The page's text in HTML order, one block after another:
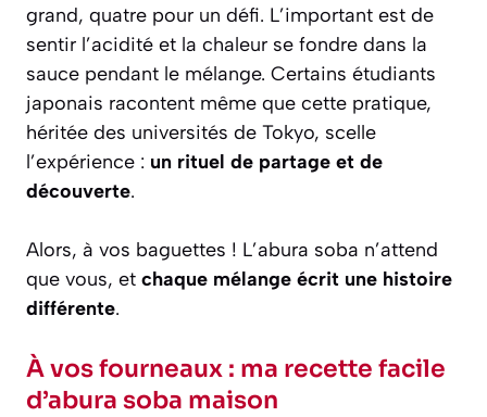
grand, quatre pour un défi. L’important est de
sentir l’acidité et la chaleur se fondre dans la
sauce pendant le mélange. Certains étudiants
japonais racontent même que cette pratique,
héritée des universités de Tokyo, scelle
l’expérience : un rituel de partage et de
découverte.
Alors, à vos baguettes ! L’abura soba n’attend
que vous, et chaque mélange écrit une histoire
différente.
À vos fourneaux : ma recette facile
d’abura soba maison